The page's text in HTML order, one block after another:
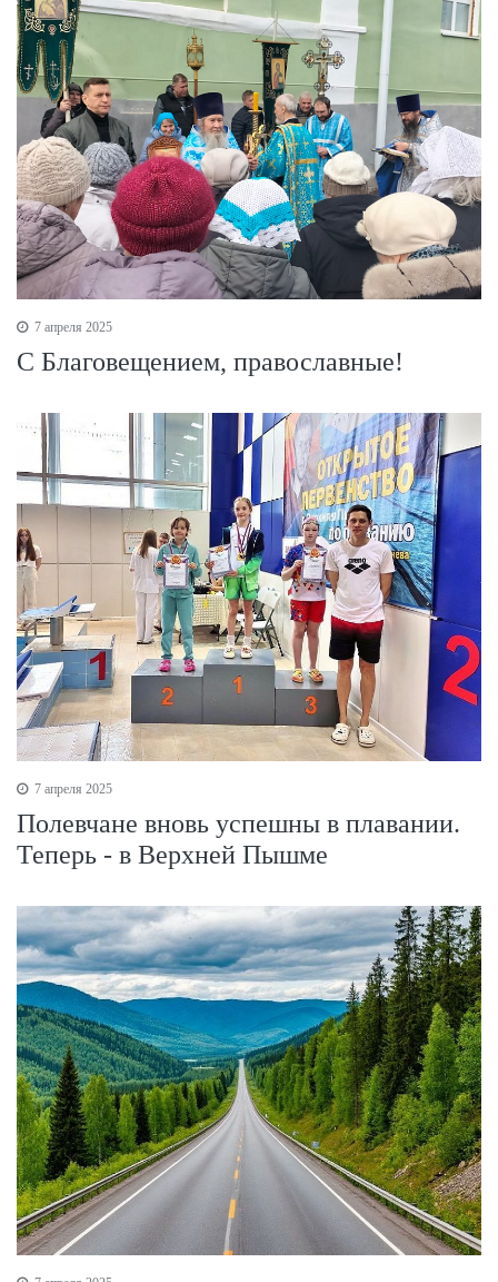
7 апреля 2025
С Благовещением, православные!
7 апреля 2025
Полевчане вновь успешны в плавании.
Теперь - в Верхней Пышме